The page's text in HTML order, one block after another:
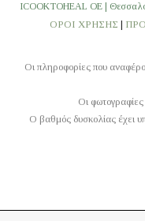
ICOOKTOHEAL OE |
ΟΡΟΙ ΧΡΗΣΗΣ |
Οι πληροφορίες που
Οι
O βαθμός δυσκολίας έχει